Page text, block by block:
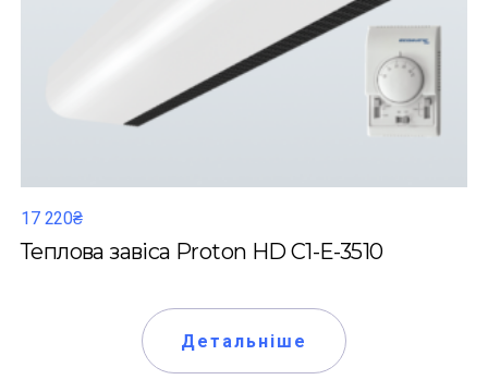
17 220₴
Теплова завіса Proton HD C1-Е-3510
Детальніше